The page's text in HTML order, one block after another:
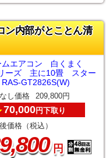
ン内部がとことん清
エアコン 白くまく
ーズ 主に10畳 スター
GT2826S(W)
し価格 209,800円
70,000円下取り
価格（税込）
,800円